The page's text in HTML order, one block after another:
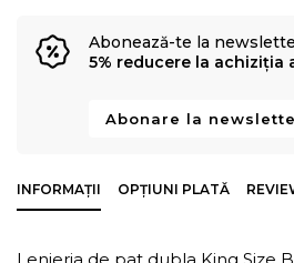
Abonează-te la
5% reducere la achiziția
Abonare la
INFORMAȚII OPȚIUNI PLATĂ
Lenjeria de pat dubla King Size